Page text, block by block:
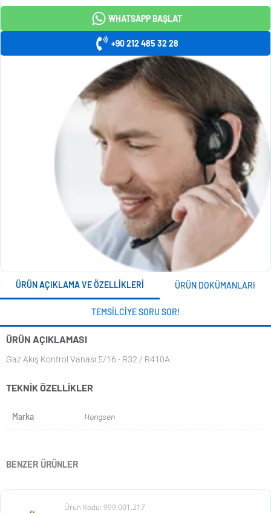
WHATSAPP BAŞLAT
+90 212 485 32 28
ÜRÜN AÇIKLAMA VE ÖZELLIKLERI ÜRÜN DOKÜMANLARI
TEMSILCIYE SORU SOR!
ÜRÜN AÇIKLAMASI
Gaz Akış Kontrol Vanası 5/16 - R32 / R410A
TEKNIK ÖZELLIKLER
Marka Hongsen
BENZER ÜRÜNLER
Ürün Kodu: 999.001.217